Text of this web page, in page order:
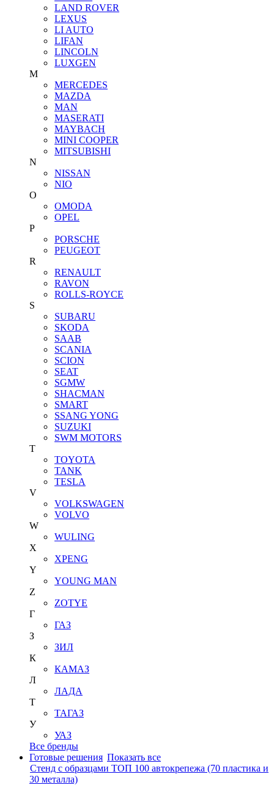
LAND ROVER
LEXUS
LI AUTO
LIFAN
LINCOLN
LUXGEN
M
MERCEDES
MAZDA
MAN
MASERATI
MAYBACH
MINI COOPER
MITSUBISHI
N
NISSAN
NIO
O
OMODA
OPEL
P
PORSCHE
PEUGEOT
R
RENAULT
RAVON
ROLLS-ROYCE
S
SUBARU
SKODA
SAAB
SCANIA
SCION
SEAT
SGMW
SHACMAN
SMART
SSANG YONG
SUZUKI
SWM MOTORS
T
TOYOTA
TANK
TESLA
V
VOLKSWAGEN
VOLVO
W
WULING
X
XPENG
Y
YOUNG MAN
Z
ZOTYE
Г
ГАЗ
З
ЗИЛ
К
КАМАЗ
Л
ЛАДА
Т
ТАГАЗ
У
УАЗ
Все бренды
Готовые решения Показать все
Стенд с образцами ТОП 100 автокрепежа (70 пластика и
30 металла)